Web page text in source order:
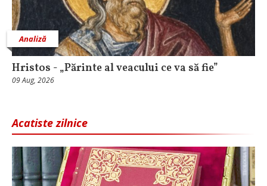
Analiză
Hristos - „Părinte al veacului ce va să fie”
09 Aug, 2026
Acatiste zilnice